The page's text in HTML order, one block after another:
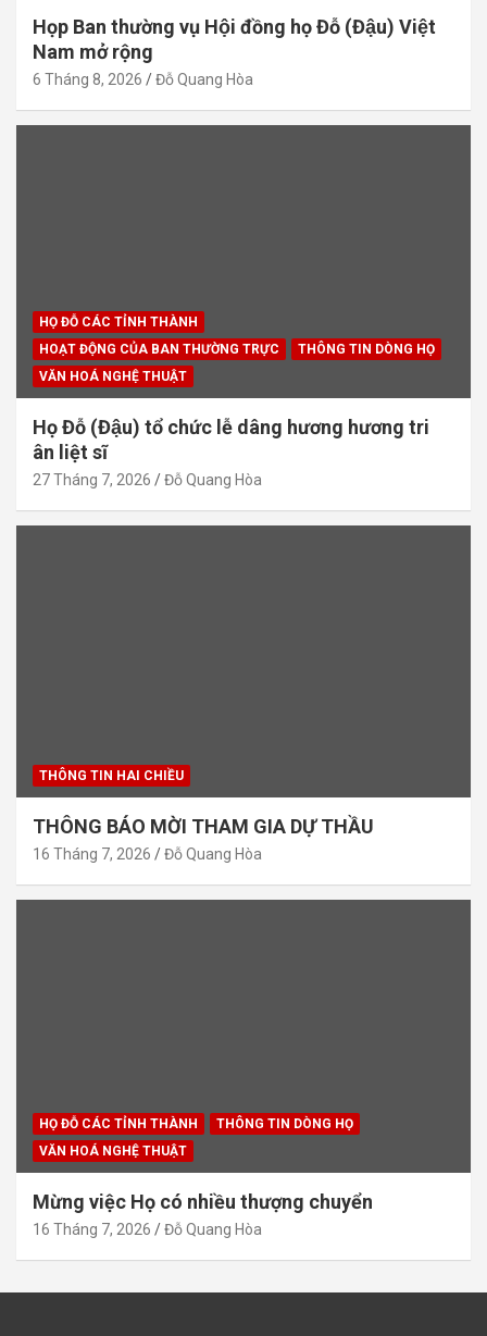
Họp Ban thường vụ Hội đồng họ Đỗ (Đậu) Việt
Nam mở rộng
6 Tháng 8, 2026 Đỗ Quang Hòa
HỌ ĐỖ CÁC TỈNH THÀNH
HOẠT ĐỘNG CỦA BAN THƯỜNG TRỰC
THÔNG TIN DÒNG HỌ
VĂN HOÁ NGHỆ THUẬT
Họ Đỗ (Đậu) tổ chức lễ dâng hương hương tri
ân liệt sĩ
27 Tháng 7, 2026 Đỗ Quang Hòa
THÔNG TIN HAI CHIỀU
THÔNG BÁO MỜI THAM GIA DỰ THẦU
16 Tháng 7, 2026 Đỗ Quang Hòa
HỌ ĐỖ CÁC TỈNH THÀNH
THÔNG TIN DÒNG HỌ
VĂN HOÁ NGHỆ THUẬT
Mừng việc Họ có nhiều thượng chuyển
16 Tháng 7, 2026 Đỗ Quang Hòa